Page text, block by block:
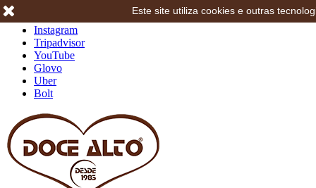
Instagram
Tripadvisor
YouTube
Glovo
Uber
Bolt
Este site utiliza cookies e outras